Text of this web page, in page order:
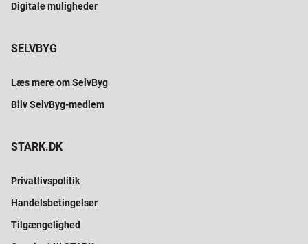
Digitale muligheder
SELVBYG
Læs mere om SelvByg
Bliv SelvByg-medlem
STARK.DK
Privatlivspolitik
Handelsbetingelser
Tilgængelighed